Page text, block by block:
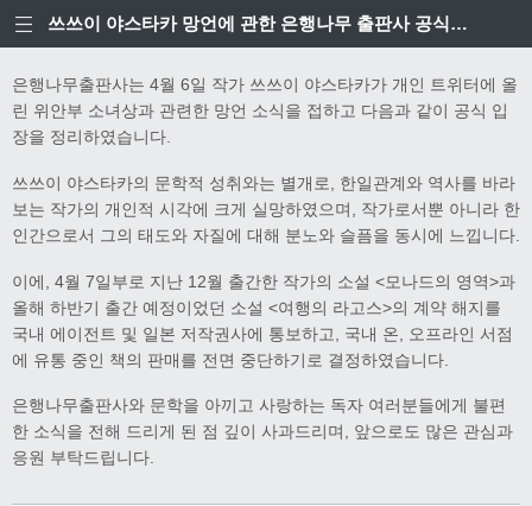
쓰쓰이 야스타카 망언에 관한 은행나무 출판사 공식입장
은행나무출판사는 4월 6일 작가 쓰쓰이 야스타카가 개인 트위터에 올
린 위안부 소녀상과 관련한 망언 소식을 접하고 다음과 같이 공식 입
장을 정리하였습니다.
쓰쓰이 야스타카의 문학적 성취와는 별개로, 한일관계와 역사를 바라
보는 작가의 개인적 시각에 크게 실망하였으며, 작가로서뿐 아니라 한
인간으로서 그의 태도와 자질에 대해 분노와 슬픔을 동시에 느낍니다.
이에, 4월 7일부로 지난 12월 출간한 작가의 소설 <모나드의 영역>과
올해 하반기 출간 예정이었던 소설 <여행의 라고스>의 계약 해지를
국내 에이전트 및 일본 저작권사에 통보하고, 국내 온, 오프라인 서점
에 유통 중인 책의 판매를 전면 중단하기로 결정하였습니다.
은행나무출판사와 문학을 아끼고 사랑하는 독자 여러분들에게 불편
한 소식을 전해 드리게 된 점 깊이 사과드리며, 앞으로도 많은 관심과
응원 부탁드립니다.